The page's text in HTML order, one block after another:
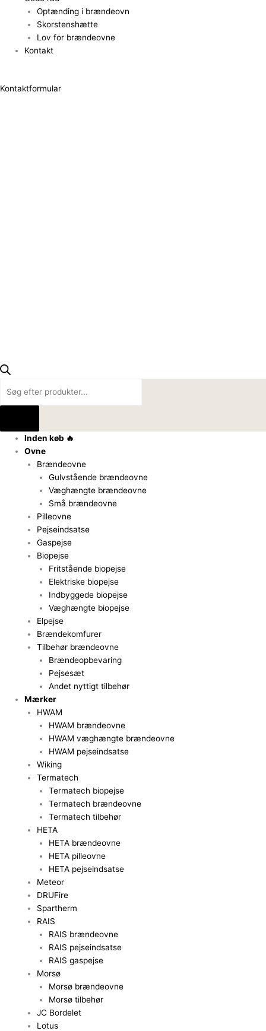
Optænding i brændeovn
Skorstenshætte
Lov for brændeovne
Kontakt
Kontaktformular
Inden køb 🔥
Ovne
Brændeovne
Gulvstående brændeovne
Væghængte brændeovne
Små brændeovne
Pilleovne
Pejseindsatse
Gaspejse
Biopejse
Fritstående biopejse
Elektriske biopejse
Indbyggede biopejse
Væghængte biopejse
Elpejse
Brændekomfurer
Tilbehør brændeovne
Brændeopbevaring
Pejsesæt
Andet nyttigt tilbehør
Mærker
HWAM
HWAM brændeovne
HWAM væghængte brændeovne
HWAM pejseindsatse
Wiking
Termatech
Termatech biopejse
Termatech brændeovne
Termatech tilbehør
HETA
HETA brændeovne
HETA pilleovne
HETA pejseindsatse
Meteor
DRUFire
Spartherm
RAIS
RAIS brændeovne
RAIS pejseindsatse
RAIS gaspejse
Morsø
Morsø brændeovne
Morsø tilbehør
JC Bordelet
Lotus